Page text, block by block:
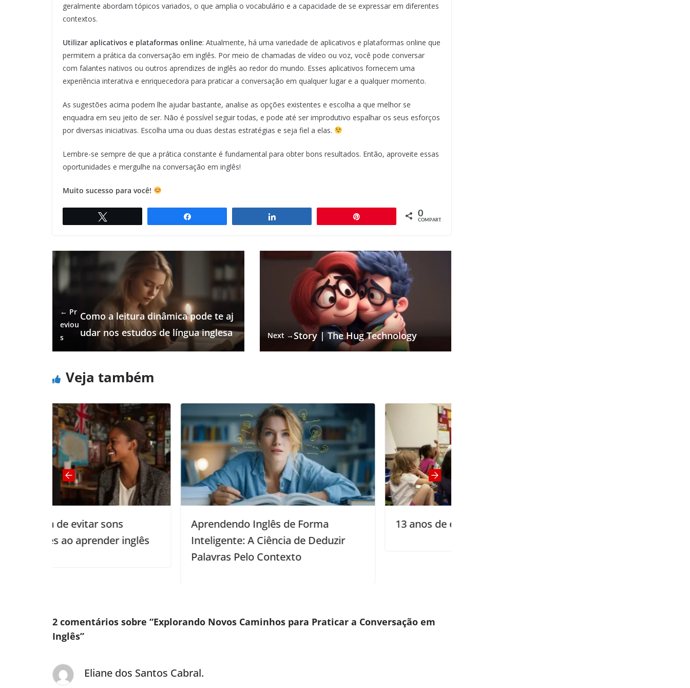
geralmente abordam tópicos variados, o que amplia o vocabulário e a capacidade de se expressar em diferentes
contextos.
Utilizar aplicativos e plataformas online: Atualmente, há uma variedade de aplicativos e plataformas online que
permitem a prática da conversação em inglês. Por meio de chamadas de vídeo ou voz, você pode conversar
com falantes nativos ou outros aprendizes de inglês ao redor do mundo. Esses aplicativos fornecem uma
experiência interativa e enriquecedora para praticar a conversação em qualquer lugar e a qualquer momento.
As sugestões acima podem lhe ajudar bastante, analise as opções existentes e escolha a que melhor se
enquadra em seu jeito de ser. Não é possível seguir todas, e pode até ser improdutivo espalhar os seus esforços
por diversas iniciativas. Escolha uma ou duas destas estratégias e seja fiel a elas.
Lembre-se sempre de que a prática constante é fundamental para obter bons resultados. Então, aproveite essas
oportunidades e mergulhe na conversação em inglês!
Muito sucesso para você!
0
COMPART.
← Pr
eviou
s
Como a leitura dinâmica pode te aj
udar nos estudos de língua inglesa
Next →Story | The Hug Technology
Veja também
Aprendendo Inglês de Forma
Inteligente: A Ciência de Deduzir
Palavras Pelo Contexto
13 anos de escola em um mês
2 comentários sobre “Explorando Novos Caminhos para Praticar a Conversação em
Inglês”
Eliane dos Santos Cabral.